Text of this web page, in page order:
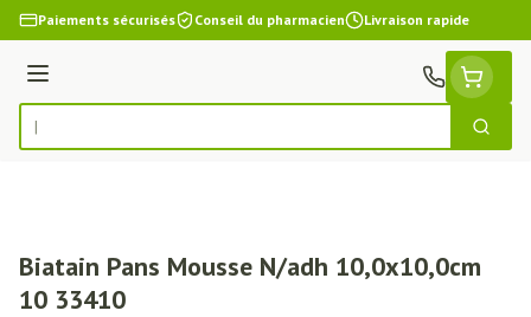
Aller au contenu
Paiements sécurisés Conseil du pharmacien Livraison rapide
Menu
Rechercher
Biatain Pans Mousse N/adh 10,0x10,0cm
10 33410